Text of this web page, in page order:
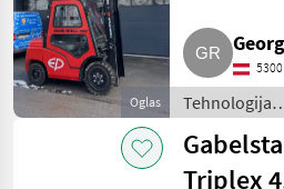
Oglas
Tehnologija
viličarjev in
skladišča /
Vilicar
Triplex